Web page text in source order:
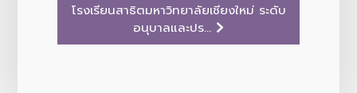
โรงเรียนสาธิตมหาวิทยาลัยเชียงใหม่ ระดับ
อนุบาลและปร...